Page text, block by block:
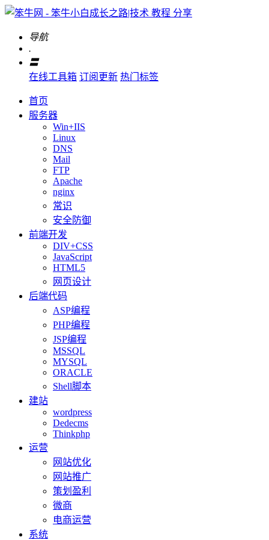
导航
.
〓
在线工具箱 订阅更新 热门标签
首页
服务器
Win+IIS
Linux
DNS
Mail
FTP
Apache
nginx
常识
安全防御
前端开发
DIV+CSS
JavaScript
HTML5
网页设计
后端代码
ASP编程
PHP编程
JSP编程
MSSQL
MYSQL
ORACLE
Shell脚本
建站
wordpress
Dedecms
Thinkphp
运营
网站优化
网站推广
策划盈利
微商
电商运营
系统